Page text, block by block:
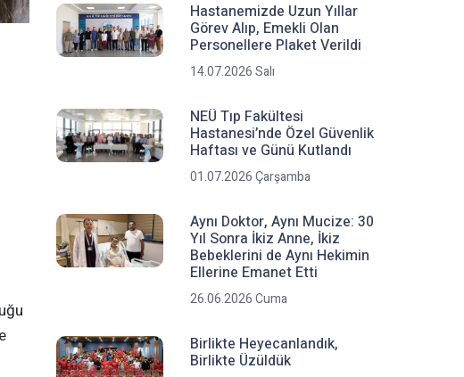
Hastanemizde Uzun Yıllar
Görev Alıp, Emekli Olan
Personellere Plaket Verildi
14.07.2026 Salı
NEÜ Tıp Fakültesi
Hastanesi’nde Özel Güvenlik
Haftası ve Günü Kutlandı
01.07.2026 Çarşamba
Aynı Doktor, Aynı Mucize: 30
Yıl Sonra İkiz Anne, İkiz
Bebeklerini de Aynı Hekimin
Ellerine Emanet Etti
26.06.2026 Cuma
Birlikte Heyecanlandık,
Birlikte Üzüldük